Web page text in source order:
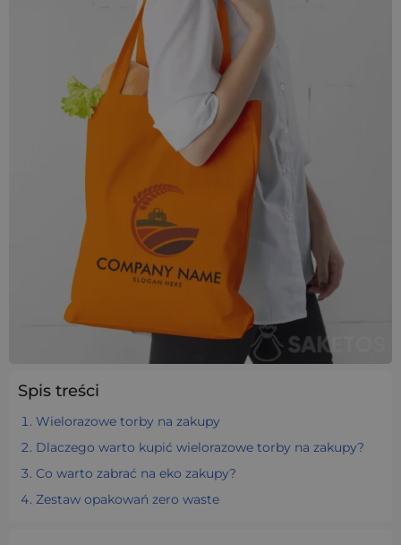
Spis treści
Wielorazowe torby na zakupy
Dlaczego warto kupić wielorazowe torby na zakupy?
Co warto zabrać na eko zakupy?
Zestaw opakowań zero waste